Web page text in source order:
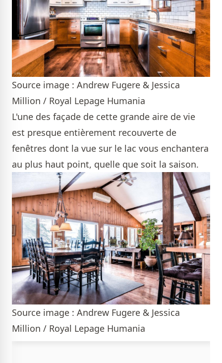
Source image : Andrew Fugere & Jessica
Million / Royal Lepage Humania
L'une des façade de cette grande aire de vie
est presque entièrement recouverte de
fenêtres dont la vue sur le lac vous enchantera
au plus haut point, quelle que soit la saison.
Source image : Andrew Fugere & Jessica
Million / Royal Lepage Humania